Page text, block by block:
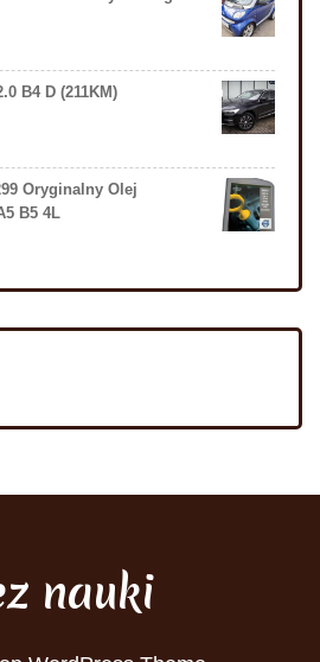
B4 D (211KM)
Oryginalny Olej
B5 4L
nauki